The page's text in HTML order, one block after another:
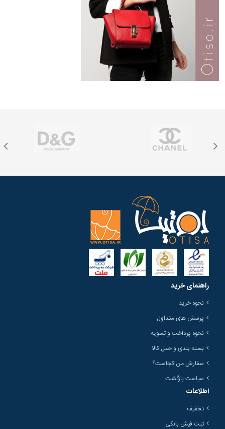
راهنمای خرید
نحوه خرید
پرسش های متداول
نحوه پرداخت و تسویه
بسته بندی و حمل کالا
سفارش من کجاست؟
سیاست بازگشت
اطلاعات
تخفیف
ثبت فیش بانکی